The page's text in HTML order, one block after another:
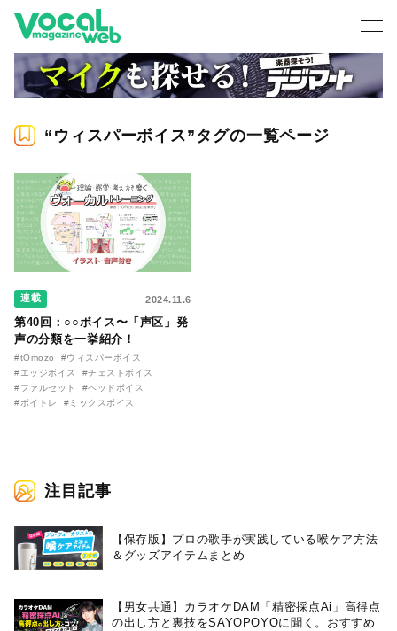
“ウィスパーボイス”タグの一覧ページ
連載 2024.11.6
第40回：○○ボイス〜「声区」発
声の分類を一挙紹介！
#tOmozo
#ウィスパーボイス
#エッジボイス
#チェストボイス
#ファルセット
#ヘッドボイス
#ボイトレ
#ミックスボイス
注目記事
【保存版】プロの歌手が実践している喉ケア⽅法
＆グッズアイテムまとめ
【男女共通】カラオケDAM「精密採点Ai」高得点
の出し方と裏技をSAYOPOYOに聞く。おすすめ